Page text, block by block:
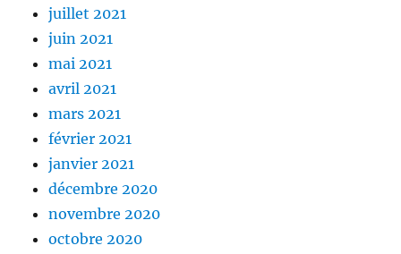
juillet 2021
juin 2021
mai 2021
avril 2021
mars 2021
février 2021
janvier 2021
décembre 2020
novembre 2020
octobre 2020